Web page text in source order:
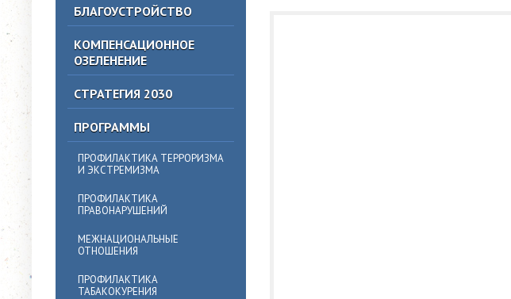
БЛАГОУСТРОЙСТВО
КОМПЕНСАЦИОННОЕ
ОЗЕЛЕНЕНИЕ
СТРАТЕГИЯ 2030
ПРОГРАММЫ
ПРОФИЛАКТИКА ТЕРРОРИЗМА
И ЭКСТРЕМИЗМА
ПРОФИЛАКТИКА
ПРАВОНАРУШЕНИЙ
МЕЖНАЦИОНАЛЬНЫЕ
ОТНОШЕНИЯ
ПРОФИЛАКТИКА
ТАБАКОКУРЕНИЯ